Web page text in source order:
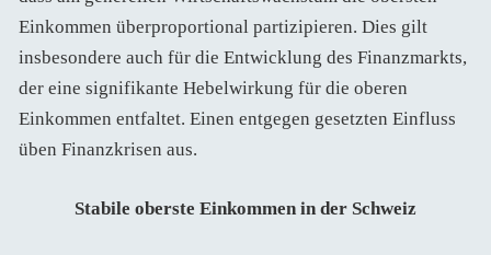
Einkommen überproportional partizipieren. Dies gilt
insbesondere auch für die Entwicklung des Finanzmarkts,
der eine signifikante Hebelwirkung für die oberen
Einkommen entfaltet. Einen entgegen gesetzten Einfluss
üben Finanzkrisen aus.
Stabile oberste Einkommen in der Schweiz